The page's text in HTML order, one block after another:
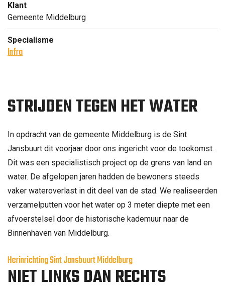
Klant
Gemeente Middelburg
Specialisme
Infra
STRIJDEN TEGEN HET WATER
In opdracht van de gemeente Middelburg is de Sint
Jansbuurt dit voorjaar door ons ingericht voor de toekomst.
Dit was een specialistisch project op de grens van land en
water. De afgelopen jaren hadden de bewoners steeds
vaker wateroverlast in dit deel van de stad. We realiseerden
verzamelputten voor het water op 3 meter diepte met een
afvoerstelsel door de historische kademuur naar de
Binnenhaven van Middelburg.
Herinrichting Sint Jansbuurt Middelburg
NIET LINKS DAN RECHTS